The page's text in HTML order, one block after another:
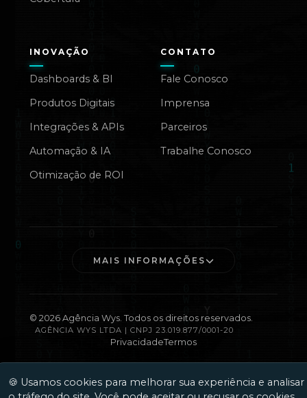
INOVAÇÃO
Dashboards & BI
Produtos Digitais
Integrações & APIs
Automação & IA
Otimização de ROI
CONTATO
Fale Conosco
Imprensa
Parceiros
Trabalhe Conosco
MAIS INFORMAÇÕES
© 2026Agência Wys. Todos os direitos reservados.
AGÊNCIA WYS LTDA | CNPJ 23.019.877/0001-20
PrivacidadeTermos
🍪 Usamos cookies para melhorar sua experiência e analisar